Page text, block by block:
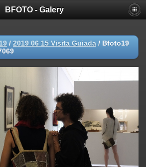
BFOTO - Galery
/ 2019 06 15 Visita Guiada / Bfoto19